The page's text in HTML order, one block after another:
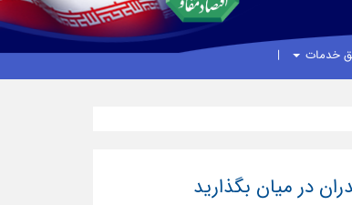
خدمات
در میان بگذارید